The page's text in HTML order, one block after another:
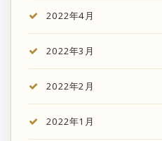
2022年4月
2022年3月
2022年2月
2022年1月